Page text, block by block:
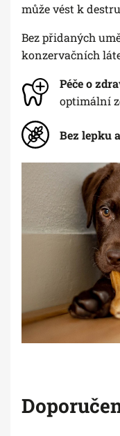
může vést k
Bez přidaných
konzervačních
Péče o
optimální
Bez lepku